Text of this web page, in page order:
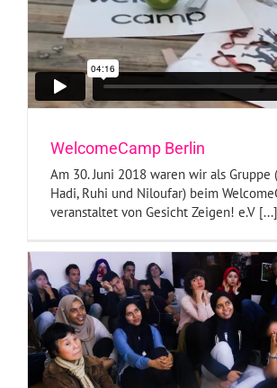
WelcomeCamp Berlin
Am 30. Juni 2018 waren wir als Gruppe
Hadi, Ruhi und Niloufar) beim
veranstaltet von Gesicht Zeigen! e.V [...]